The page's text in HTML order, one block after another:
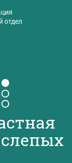
отдел